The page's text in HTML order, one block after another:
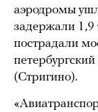
аэродромы
задержали 1,9
пострадали
(Стригино).